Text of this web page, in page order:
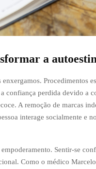
a
Procedimentos
confiança perdida devido a
A remoção de marcas
interage socialmente e
Sentir-se
Como o médico